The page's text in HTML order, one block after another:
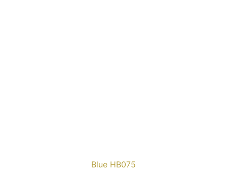
Blue HB075